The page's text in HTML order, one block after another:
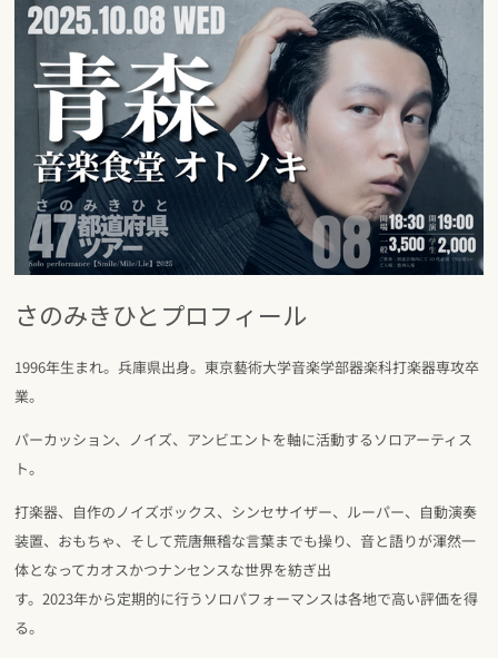
さのみきひとプロフィール
1996年生まれ。兵庫県出身。東京藝術大学音楽学部器楽科打楽器専攻卒
業。
パーカッション、ノイズ、アンビエントを軸に活動するソロアーティス
ト。
打楽器、自作のノイズボックス、シンセサイザー、ルーパー、自動演奏
装置、おもちゃ、そして荒唐無稽な言葉までも操り、音と語りが渾然一
体となってカオスかつナンセンスな世界を紡ぎ出
す。2023年から定期的に行うソロパフォーマンスは各地で高い評価を得
る。